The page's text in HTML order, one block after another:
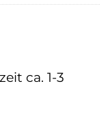
ca. 1-3